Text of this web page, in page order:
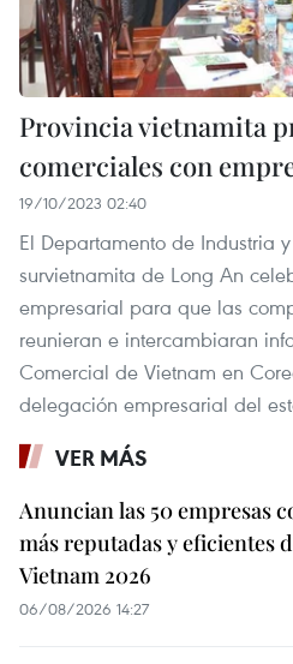
Provincia vietnamita
comerciales con
19/10/2023 02:40
El Departamento de Industria
survietnamita de Long An
empresarial para que las
reunieran e intercambiaran
Comercial de Vietnam en
delegación empresarial del
VER MÁS
Anuncian las 50 empresas
más reputadas y eficientes
Vietnam 2026
06/08/2026 14:27